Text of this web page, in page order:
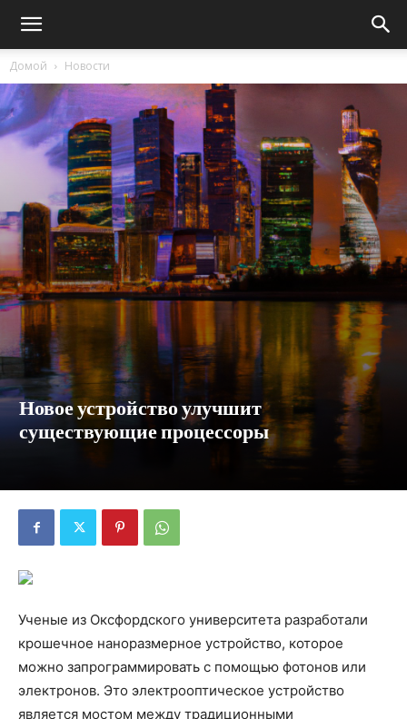
Домой Новости
Новое устройство улучшит
существующие процессоры
Ученые из Оксфордского университета разработали
крошечное наноразмерное устройство, которое
можно запрограммировать с помощью фотонов или
электронов. Это электрооптическое устройство
является мостом между традиционными